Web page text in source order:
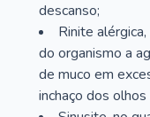
descanso;
Rinite
do organismo a
de muco em
inchaço dos